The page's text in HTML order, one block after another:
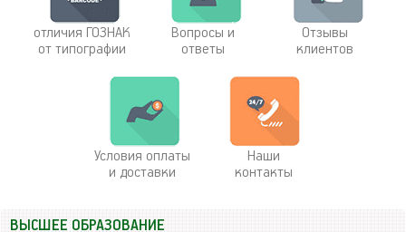
отличия ГОЗНАК
от типографии
Вопросы и
ответы
Отзывы
клиентов
Условия оплаты
и доставки
Наши
контакты
ВЫСШЕЕ ОБРАЗОВАНИЕ